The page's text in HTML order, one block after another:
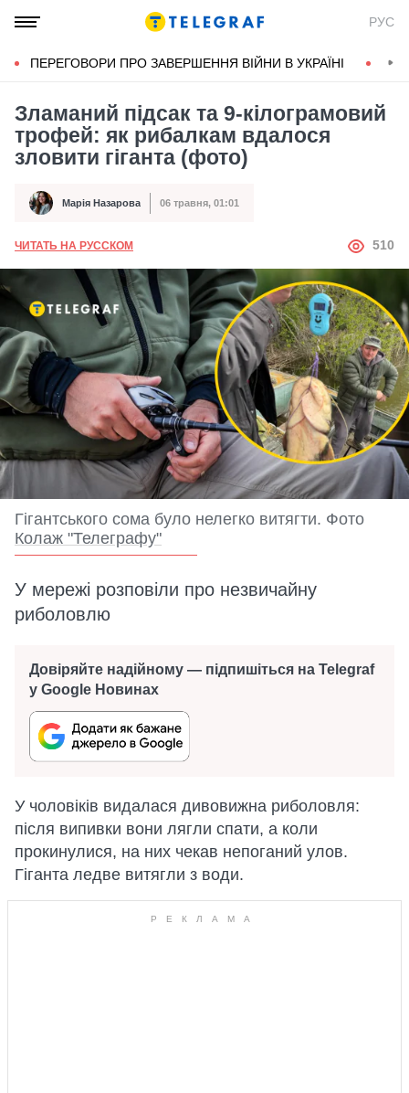
РУС
ПЕРЕГОВОРИ ПРО ЗАВЕРШЕННЯ ВІЙНИ В УКРАЇНІ
Зламаний підсак та 9-кілограмовий
трофей: як рибалкам вдалося
зловити гіганта (фото)
Автор Марія Назарова
Дата публікації 06 травня, 01:01
ЧИТАТЬ НА РУССКОМ АВТОР
510
Гігантського сома було нелегко витягти. Фото
Колаж "Телеграфу"
У мережі розповіли про незвичайну
риболовлю
Довіряйте надійному — підпишіться на Telegraf
у Google Новинах
У чоловіків видалася дивовижна риболовля:
після випивки вони лягли спати, а коли
прокинулися, на них чекав непоганий улов.
Гіганта ледве витягли з води.